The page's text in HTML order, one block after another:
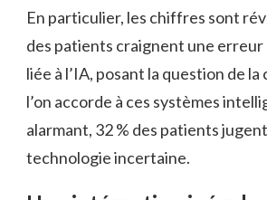
En particulier, les chiffres sont
des patients craignent une
liée à l’IA, posant la question de
l’on accorde à ces systèmes
alarmant, 32 % des patients
technologie incertaine.